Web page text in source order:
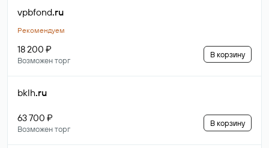
vpbfond.ru
Рекомендуем
18 200 ₽
Возможен торг
В корзину
bklh.ru
63 700 ₽
Возможен торг
В корзину